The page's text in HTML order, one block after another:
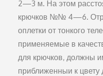
2—3 м. На этом
крюч­ков №№ 4—6.
оплетки от тонко­го
применяемые в
для крючков, должны
приближенныи к цвету